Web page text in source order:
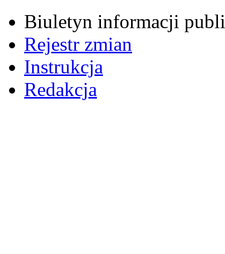
Biuletyn informacji
Rejestr zmian
Instrukcja
Redakcja